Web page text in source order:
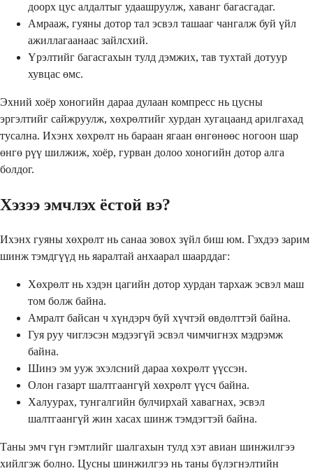
доорх цус алдалтыг удаашруулж, хаванг багасгадаг.
Амрааж, гуяны дотор тал эсвэл ташааг чангалж буй үйл
ажиллагаанаас зайлсхий.
Үрэлтийг багасгахын тулд дэмжих, тав тухтай дотуур
хувцас өмс.
Эхний хоёр хоногийн дараа дулаан компресс нь цусны
эргэлтийг сайжруулж, хөхрөлтийг хурдан хугацаанд арилгахад
тусална. Ихэнх хөхрөлт нь бараан ягаан өнгөнөөс ногоон шар
өнгө рүү шилжиж, хоёр, гурван долоо хоногийн дотор алга
болдог.
Хэзээ эмчлэх ёстой вэ?
Ихэнх гуяны хөхрөлт нь санаа зовох зүйл биш юм. Гэхдээ зарим
шинж тэмдгүүд нь яаралтай анхаарал шаарддаг:
Хөхрөлт нь хэдэн цагийн дотор хурдан тархаж эсвэл маш
том болж байна.
Амралт байсан ч хүндэрч буй хүчтэй өвдөлттэй байна.
Гуя руу чиглэсэн мэдээгүй эсвэл чимчигнэх мэдрэмж
байна.
Шинэ эм ууж эхэлсний дараа хөхрөлт үүссэн.
Олон газарт шалтгаангүй хөхрөлт үүсч байна.
Халуурах, тунгалгийн булчирхай хавагнах, эсвэл
шалтгаангүй жин хасах шинж тэмдэгтэй байна.
Таны эмч гүн гэмтлийг шалгахын тулд хэт авиан шинжилгээ
хийлгэж болно. Цусны шинжилгээ нь таны бүлэгнэлтийн